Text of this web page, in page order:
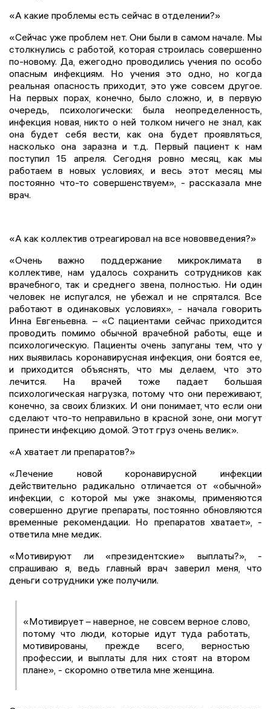
«А какие проблемы есть сейчас в отделении?»
«Сейчас уже проблем нет. Они были в самом начале. Мы
столкнулись с работой, которая строилась совершенно
по-новому. Да, ежегодно проводились учения по особо
опасным инфекциям. Но учения это одно, но когда
реальная опасность приходит, это уже совсем другое.
На первых порах, конечно, было сложно, и, в первую
очередь, психологически: была неопределенность,
инфекция новая, никто о ней толком ничего не знал, как
она будет себя вести, как она будет проявляться,
насколько она заразна и т.д. Первый пациент к нам
поступил 15 апреля. Сегодня ровно месяц, как мы
работаем в новых условиях, и весь этот месяц мы
постоянно что-то совершенствуем», - рассказала мне
врач.
«А как коллектив отреагировал на все нововведения?»
«Очень важно поддержание микроклимата в
коллективе, нам удалось сохранить сотрудников как
врачебного, так и среднего звена, полностью. Ни один
человек не испугался, не убежал и не спрятался. Все
работают в одинаковых условиях», - начала говорить
Инна Евгеньевна. – «С пациентами сейчас приходится
проводить помимо обычной врачебной работы, еще и
психологическую. Пациенты очень запуганы тем, что у
них выявилась коронавирусная инфекция, они боятся ее,
и приходится объяснять, что мы делаем, что это
лечится. На врачей тоже падает большая
психологическая нагрузка, потому что они переживают,
конечно, за своих близких. И они понимает, что если они
сделают что-то неправильно в красной зоне, они могут
принести инфекцию домой. Этот груз очень велик».
«А хватает ли препаратов?»
«Лечение новой коронавирусной инфекции
действительно радикально отличается от «обычной»
инфекции, с которой мы уже знакомы, применяются
совершенно другие препараты, постоянно обновляются
временные рекомендации. Но препаратов хватает», -
ответила мне медик.
«Мотивируют ли «президентские» выплаты?», -
спрашиваю я, ведь главный врач заверил меня, что
деньги сотрудники уже получили.
«Мотивирует – наверное, не совсем верное слово,
потому что люди, которые идут туда работать,
мотивированы, прежде всего, верностью
профессии, и выплаты для них стоят на втором
плане», - скоромно ответила мне женщина.